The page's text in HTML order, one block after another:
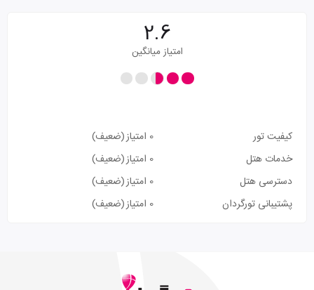
2.6
امتیاز میانگین
کیفیت تور 0 امتیاز
(ضعیف)
خدمات هتل
0 امتیاز
(ضعیف)
دسترسی هتل
0 امتیاز
(ضعیف)
پشتیبانی تورگردان
0 امتیاز (ضعیف)